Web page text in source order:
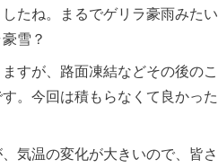
たね。まるでゲリラ豪雨みたい
雪？
すが、路面凍結などその後のこ
。今回は積もらなくて良かった
気温の変化が大きいので、皆さ